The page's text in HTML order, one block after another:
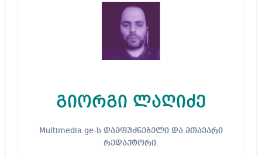
გიორგი ლაღიძე
Multimedia.ge-ს დამფუძნებელი და მთავარი
რედაქტორი.